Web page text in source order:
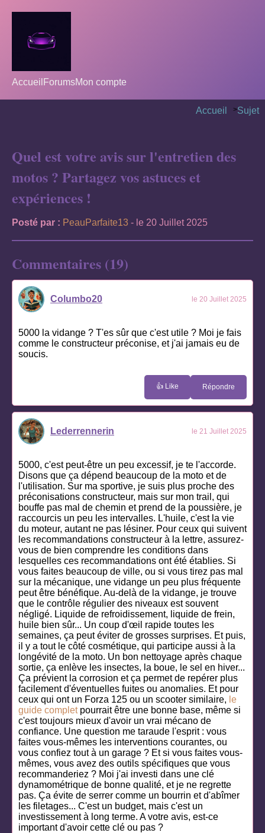
Accueil ForumsMon compte
Accueil >Sujet
Quel est votre avis sur l'entretien des
motos ? Partagez vos astuces et
expériences !
Posté par : PeauParfaite13 - le 20 Juillet 2025
Commentaires (19)
Columbo20 le 20 Juillet 2025
5000 la vidange ? T'es sûr que c'est utile ? Moi je fais
comme le constructeur préconise, et j'ai jamais eu de
soucis.
👍 Like Répondre
Lederrennerin le 21 Juillet 2025
5000, c'est peut-être un peu excessif, je te l'accorde.
Disons que ça dépend beaucoup de la moto et de
l'utilisation. Sur ma sportive, je suis plus proche des
préconisations constructeur, mais sur mon trail, qui
bouffe pas mal de chemin et prend de la poussière, je
raccourcis un peu les intervalles. L'huile, c'est la vie
du moteur, autant ne pas lésiner. Pour ceux qui suivent
les recommandations constructeur à la lettre, assurez-
vous de bien comprendre les conditions dans
lesquelles ces recommandations ont été établies. Si
vous faites beaucoup de ville, ou si vous tirez pas mal
sur la mécanique, une vidange un peu plus fréquente
peut être bénéfique. Au-delà de la vidange, je trouve
que le contrôle régulier des niveaux est souvent
négligé. Liquide de refroidissement, liquide de frein,
huile bien sûr... Un coup d'œil rapide toutes les
semaines, ça peut éviter de grosses surprises. Et puis,
il y a tout le côté cosmétique, qui participe aussi à la
longévité de la moto. Un bon nettoyage après chaque
sortie, ça enlève les insectes, la boue, le sel en hiver...
Ça prévient la corrosion et ça permet de repérer plus
facilement d'éventuelles fuites ou anomalies. Et pour
ceux qui ont un Forza 125 ou un scooter similaire, le
guide completpourrait être une bonne base, même si
c'est toujours mieux d'avoir un vrai mécano de
confiance. Une question me taraude l'esprit : vous
faites vous-mêmes les interventions courantes, ou
vous confiez tout à un garage ? Et si vous faites vous-
mêmes, vous avez des outils spécifiques que vous
recommanderiez ? Moi j'ai investi dans une clé
dynamométrique de bonne qualité, et je ne regrette
pas. Ça évite de serrer comme un bourrin et d'abîmer
les filetages... C'est un budget, mais c'est un
investissement à long terme. A votre avis, est-ce
important d'avoir cette clé ou pas ?